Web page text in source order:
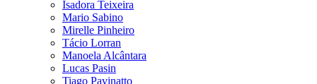
Isadora Teixeira
Mario Sabino
Mirelle Pinheiro
Tácio Lorran
Manoela Alcântara
Lucas Pasin
Tiago Pavinatto